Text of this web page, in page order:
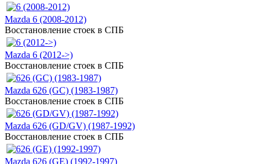
Mazda 6 (2008-2012)
Восстановление стоек в СПБ
Mazda 6 (2012->)
Восстановление стоек в СПБ
Mazda 626 (GC) (1983-1987)
Восстановление стоек в СПБ
Mazda 626 (GD/GV) (1987-1992)
Восстановление стоек в СПБ
Mazda 626 (GE) (1992-1997)